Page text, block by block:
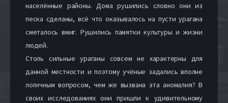
населённые районы. Дома рушились словно они из
песка сделаны, всё что оказывалось на пусти урагана
сметалось вмиг. Рушились памятки культуры и жизни
людей.
Столь сильные ураганы совсем не характерны для
данной местности и поэтому учёные задались вполне
логичным вопросом, чем же вызвана эта аномалия? В
своих исследованиях они пришли к удивительному